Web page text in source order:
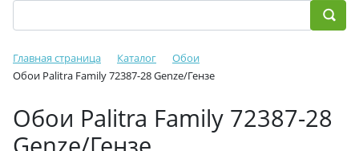
Главная страница Каталог
Обои
Обои Palitra Family 72387-28 Genze/Гензе
Обои Palitra Family 72387-28